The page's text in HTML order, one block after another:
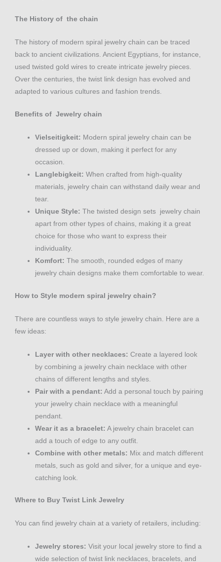
The History of the chain
The history of modern spiral jewelry chain can be traced
back to ancient civilizations. Ancient Egyptians, for instance,
used twisted gold wires to create intricate jewelry pieces.
Over the centuries, the twist link design has evolved and
adapted to various cultures and fashion trends.
Benefits of Jewelry chain
Vielseitigkeit: Modern spiral jewelry chain can be
dressed up or down, making it perfect for any
occasion.
Langlebigkeit: When crafted from high-quality
materials, jewelry chain can withstand daily wear and
tear.
Unique Style: The twisted design sets jewelry chain
apart from other types of chains, making it a great
choice for those who want to express their
individuality.
Komfort: The smooth, rounded edges of many
jewelry chain designs make them comfortable to wear.
How to Style modern spiral jewelry chain?
There are countless ways to style jewelry chain. Here are a
few ideas:
Layer with other necklaces: Create a layered look
by combining a jewelry chain necklace with other
chains of different lengths and styles.
Pair with a pendant: Add a personal touch by pairing
your jewelry chain necklace with a meaningful
pendant.
Wear it as a bracelet: A jewelry chain bracelet can
add a touch of edge to any outfit.
Combine with other metals: Mix and match different
metals, such as gold and silver, for a unique and eye-
catching look.
Where to Buy Twist Link Jewelry
You can find jewelry chain at a variety of retailers, including:
Jewelry stores: Visit your local jewelry store to find a
wide selection of twist link necklaces, bracelets, and